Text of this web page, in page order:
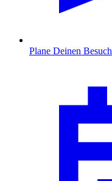
Plane Deinen Besuch